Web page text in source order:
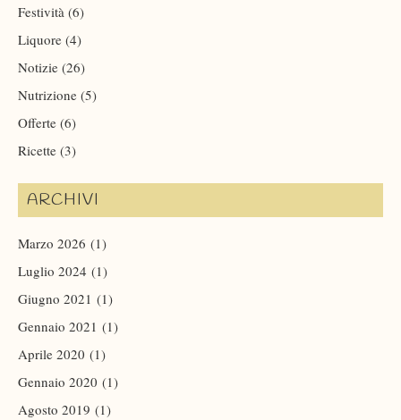
Festività (6)
Liquore (4)
Notizie (26)
Nutrizione (5)
Offerte (6)
Ricette (3)
ARCHIVI
Marzo 2026 (1)
Luglio 2024 (1)
Giugno 2021 (1)
Gennaio 2021 (1)
Aprile 2020 (1)
Gennaio 2020 (1)
Agosto 2019 (1)